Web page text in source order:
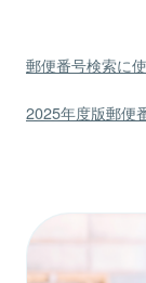
郵便番号検索に
2025年度版郵便